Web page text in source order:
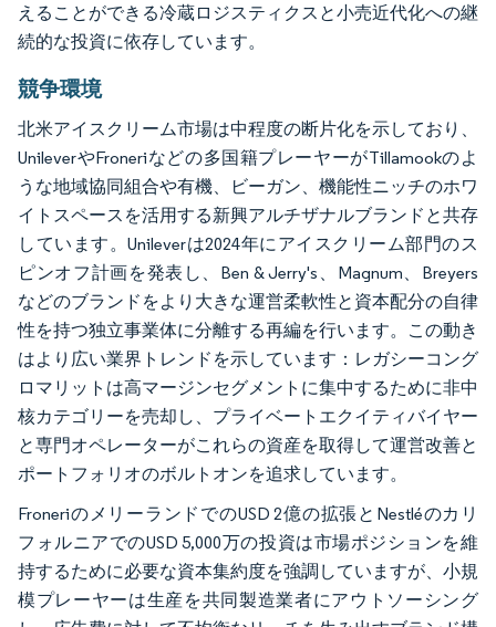
えることができる冷蔵ロジスティクスと小売近代化への継
続的な投資に依存しています。
競争環境
北米アイスクリーム市場は中程度の断片化を示しており、
UnileverやFroneriなどの多国籍プレーヤーがTillamookのよ
うな地域協同組合や有機、ビーガン、機能性ニッチのホワ
イトスペースを活用する新興アルチザナルブランドと共存
しています。Unileverは2024年にアイスクリーム部門のス
ピンオフ計画を発表し、Ben & Jerry's、Magnum、Breyers
などのブランドをより大きな運営柔軟性と資本配分の自律
性を持つ独立事業体に分離する再編を行います。この動き
はより広い業界トレンドを示しています：レガシーコング
ロマリットは高マージンセグメントに集中するために非中
核カテゴリーを売却し、プライベートエクイティバイヤー
と専門オペレーターがこれらの資産を取得して運営改善と
ポートフォリオのボルトオンを追求しています。
FroneriのメリーランドでのUSD 2億の拡張とNestléのカリ
フォルニアでのUSD 5,000万の投資は市場ポジションを維
持するために必要な資本集約度を強調していますが、小規
模プレーヤーは生産を共同製造業者にアウトソーシング